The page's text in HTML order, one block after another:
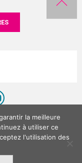
la meilleure
à utiliser ce
l'utilisation des